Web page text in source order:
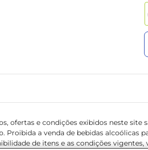
ofertas e condições exibidos neste site
a venda de bebidas alcoólicas
de itens e as condições